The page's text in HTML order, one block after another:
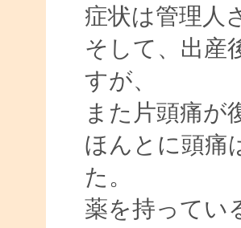
症状は管理人
そして、出産
すが、
また片頭痛が
ほんとに頭痛
た。
薬を持ってい